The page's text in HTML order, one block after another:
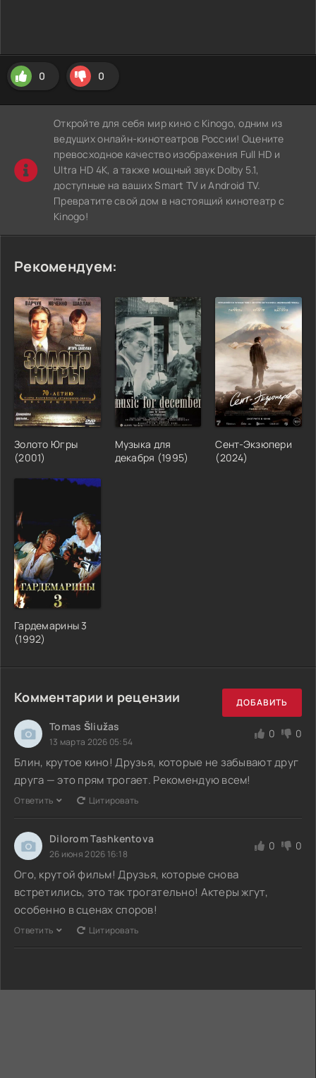
0 0
Откройте для себя мир кино с Kinogo, одним из
ведущих онлайн-кинотеатров России! Оцените
превосходное качество изображения Full HD и
Ultra HD 4K, а также мощный звук Dolby 5.1,
доступные на ваших Smart TV и Android TV.
Превратите свой дом в настоящий кинотеатр с
Kinogo!
Рекомендуем:
Золото Югры
(2001)
Музыка для
декабря (1995)
Сент-Экзюпери
(2024)
Гардемарины 3
(1992)
Комментарии и рецензии ДОБАВИТЬ
Tomas Šliužas
13 марта 2026 05:54
0 0
Блин, крутое кино! Друзья, которые не забывают друг
друга — это прям трогает. Рекомендую всем!
Ответить Цитировать
Dilorom Tashkentova
26 июня 2026 16:18
0 0
Ого, крутой фильм! Друзья, которые снова
встретились, это так трогательно! Актеры жгут,
особенно в сценах споров!
Ответить Цитировать